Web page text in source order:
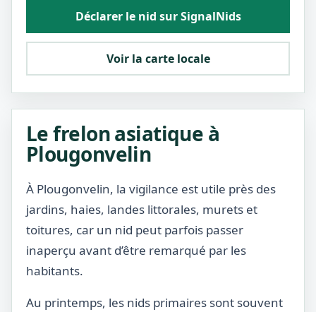
Déclarer le nid sur SignalNids
Voir la carte locale
Le frelon asiatique à
Plougonvelin
À Plougonvelin, la vigilance est utile près des
jardins, haies, landes littorales, murets et
toitures, car un nid peut parfois passer
inaperçu avant d’être remarqué par les
habitants.
Au printemps, les nids primaires sont souvent